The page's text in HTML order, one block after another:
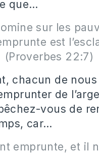
que…
sur les
est
22:7)
chacun de
de
vous de
car…
emprunte, et il